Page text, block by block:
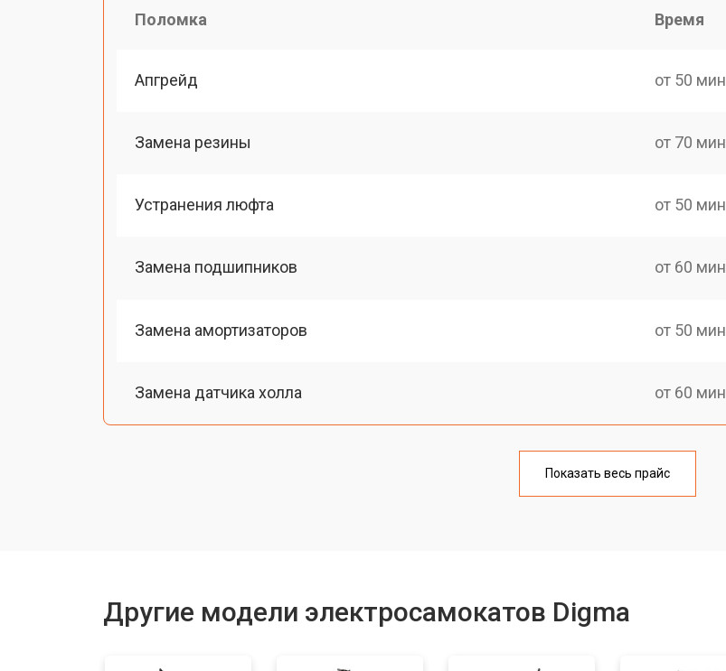
Поломка Время
Апгрейд от 50 мин
Замена резины от 70 мин
Устранения люфта от 50 мин
Замена подшипников от 60 мин
Замена амортизаторов от 50 мин
Замена датчика холла от 60 мин
от 40 мин
Показать весь прайс
Другие модели электросамокатов Digma